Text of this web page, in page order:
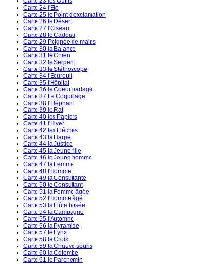
Carte 24 l'Eté
Carte 25 le Point d'exclamation
Carte 26 le Désert
Carte 27 l'Oiseau
Carte 28 le Cadeau
Carte 29 Poignée de mains
Carte 30 la Balance
Carte 31 le Chien
Carte 32 le Serpent
Carte 33 le Stéthoscope
Carte 34 l'Ecureuil
Carte 35 l'Hôpital
Carte 36 le Coeur partagé
Carte 37 Le Coquillage
Carte 38 l'Eléphant
Carte 39 le Rat
Carte 40 les Papiers
Carte 41 l'Hiver
Carte 42 les Flèches
Carte 43 la Harpe
Carte 44 la Justice
Carte 45 la Jeune fille
Carte 46 le Jeune homme
Carte 47 la Femme
Carte 48 l'Homme
Carte 49 la Consultante
Carte 50 le Consultant
Carte 51 la Femme âgée
Carte 52 l'Homme âgé
Carte 53 la Flûte brisée
Carte 54 la Campagne
Carte 55 l'Automne
Carte 56 la Pyramide
Carte 57 le Lynx
Carte 58 la Croix
Carte 59 la Chauve souris
Carte 60 la Colombe
Carte 61 le Parchemin